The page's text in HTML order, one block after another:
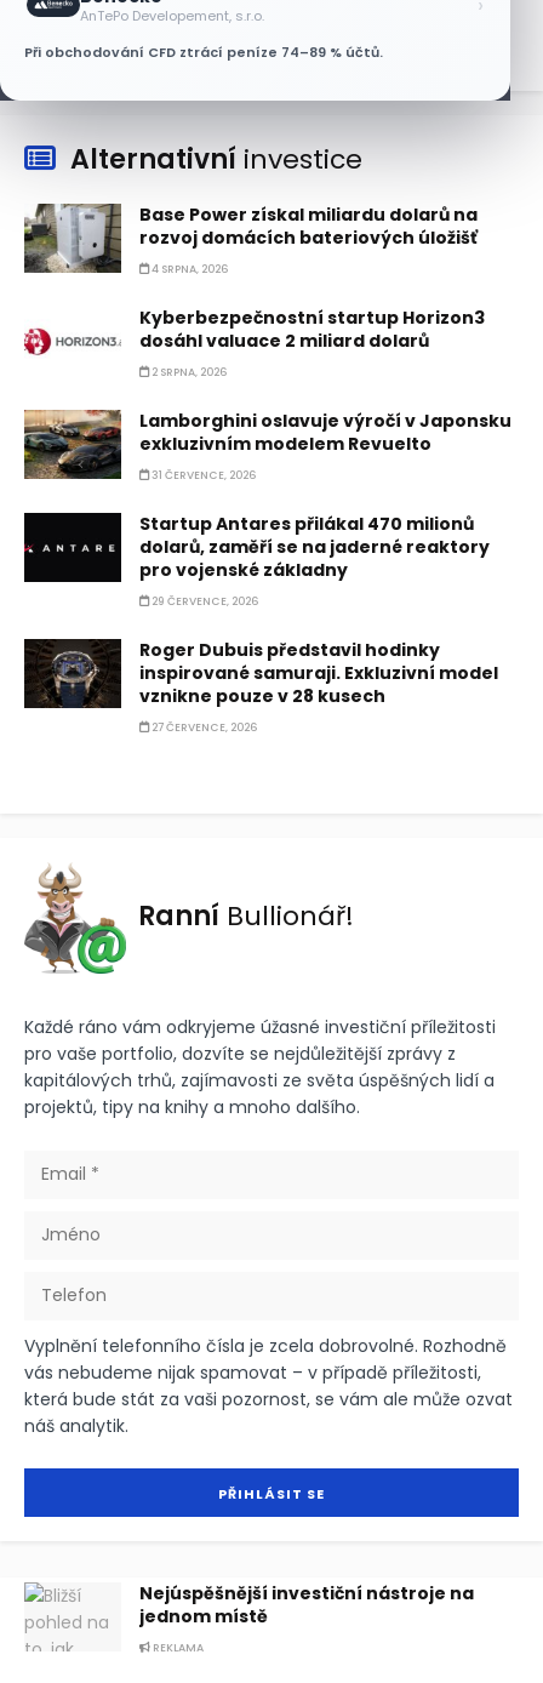
AnTePo Developement, s.r.o.
Při obchodování CFD ztrácí peníze 74–89 % účtů.
6 SRPNA, 2026
Alternativní investice
Base Power získal miliardu dolarů na
rozvoj domácích bateriových úložišť
4 SRPNA, 2026
Kyberbezpečnostní startup Horizon3
dosáhl valuace 2 miliard dolarů
2 SRPNA, 2026
Lamborghini oslavuje výročí v Japonsku
exkluzivním modelem Revuelto
31 ČERVENCE, 2026
Startup Antares přilákal 470 milionů
dolarů, zaměří se na jaderné reaktory
pro vojenské základny
29 ČERVENCE, 2026
Roger Dubuis představil hodinky
inspirované samuraji. Exkluzivní model
vznikne pouze v 28 kusech
27 ČERVENCE, 2026
Ranní Bullionář!
Každé ráno vám odkryjeme úžasné investiční příležitosti
pro vaše portfolio, dozvíte se nejdůležitější zprávy z
kapitálových trhů, zajímavosti ze světa úspěšných lidí a
projektů, tipy na knihy a mnoho dalšího.
Vyplnění telefonního čísla je zcela dobrovolné. Rozhodně
vás nebudeme nijak spamovat – v případě příležitosti,
která bude stát za vaši pozornost, se vám ale může ozvat
náš analytik.
Nejúspěšnější investiční nástroje na
jednom místě
REKLAMA